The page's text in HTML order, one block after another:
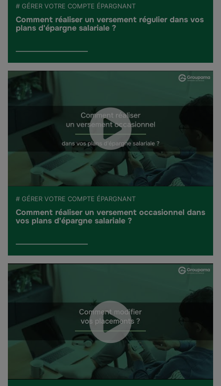
# GÉRER VOTRE COMPTE ÉPARGNANT
Comment réaliser un versement régulier dans vos
plans d'épargne salariale ?
# GÉRER VOTRE COMPTE ÉPARGNANT
Comment réaliser un versement occasionnel dans
vos plans d'épargne salariale ?